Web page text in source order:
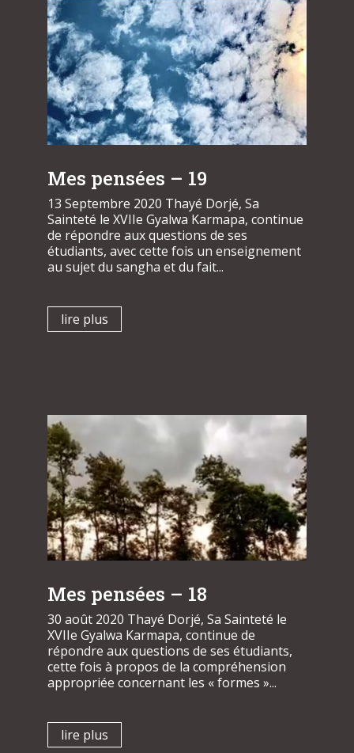
Mes pensées – 19
13 Septembre 2020 Thayé Dorjé, Sa
Sainteté le XVIIe Gyalwa Karmapa, continue
de répondre aux questions de ses
étudiants, avec cette fois un enseignement
au sujet du sangha et du fait...
lire plus
Mes pensées – 18
30 août 2020 Thayé Dorjé, Sa Sainteté le
XVIIe Gyalwa Karmapa, continue de
répondre aux questions de ses étudiants,
cette fois à propos de la compréhension
appropriée concernant les « formes »...
lire plus